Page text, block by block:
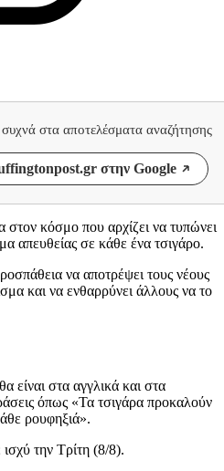
συχνά στα αποτελέσματα αναζήτησης
στην Google
στον κόσμο που αρχίζει να τυπώνει
απευθείας σε κάθε ένα τσιγάρο.
να αποτρέψει τους νέους
και να ενθαρρύνει άλλους να το
είναι στα αγγλικά και στα
όπως «Τα τσιγάρα προκαλούν
ρουφηξιά».
ισχύ την Τρίτη (8/8).